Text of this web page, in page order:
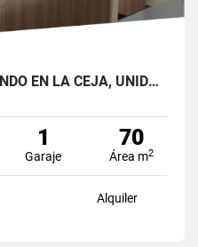
APARTAMENTO EN ARRIENDO EN LA CEJA, UNIDAD CERRADA.
1
Garaje
70
Área m2
Alquiler